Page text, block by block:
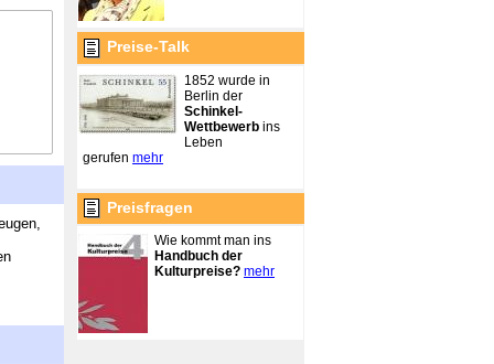
Preise-Talk
1852 wurde in
Berlin der
Schinkel-
Wettbewerb ins
Leben
gerufen mehr
Preisfragen
Wie kommt man ins
Handbuch der
Kulturpreise? mehr